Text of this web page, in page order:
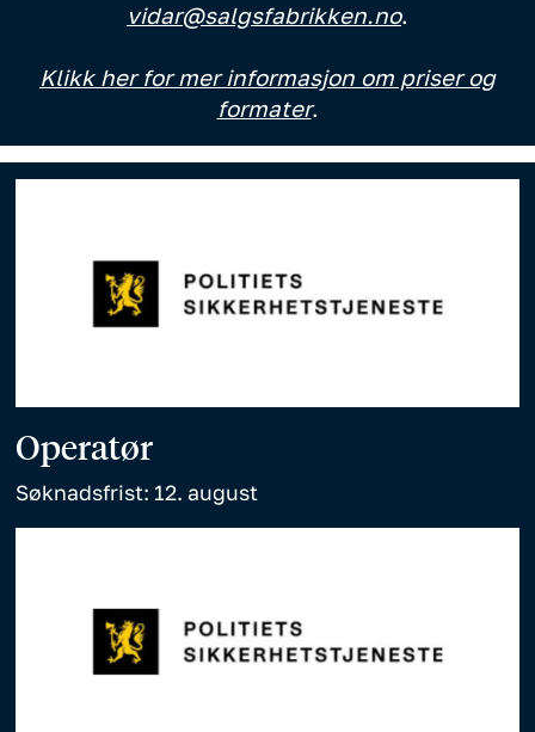
vidar@salgsfabrikken.no.
Klikk her for mer informasjon om priser og
formater.
Operatør
Søknadsfrist: 12. august